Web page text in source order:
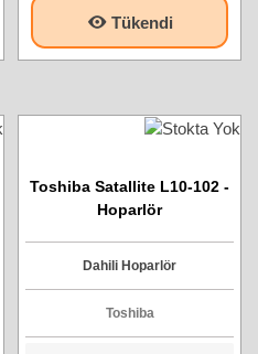
Tükendi
Toshiba Satallite L10-102 -
Hoparlör
Dahili Hoparlör
Toshiba